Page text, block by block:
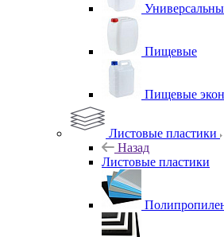
Пищевые
Пищевые
Листовые пластики
Назад
Листовые пластики